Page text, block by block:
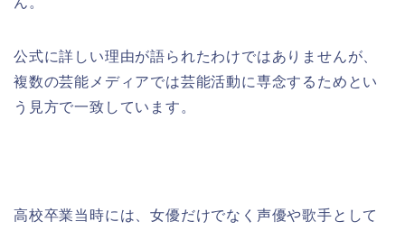
公式に詳しい理由が語られたわけではありませんが、
複数の芸能メディアでは芸能活動に専念するためとい
う見方で一致しています。
高校卒業当時には、女優だけでなく声優や歌手として